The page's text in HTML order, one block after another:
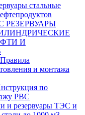
стальные
РЕЗЕРВУАРЫ
И
и монтажа
по
РВС
и резервуары ТЭС и